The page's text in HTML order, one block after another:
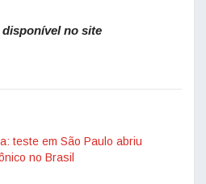
no site
teste em São Paulo abriu
no Brasil